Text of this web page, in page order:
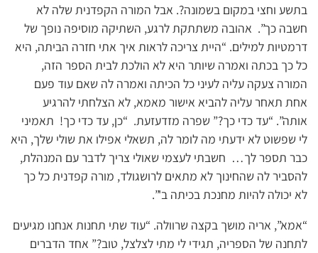
בתשע וחצי במקום בשמונה?. אבל המורה הקפדנית שלה לא
חשבה כך”. אהובה משתתקת לרגע, השתיקה מוסיפה נופך של
דרמטיות למילים. “היית צריכה לראות איך אתי חזרה הביתה, היא
כל כך בכתה ואמרה שיותר היא לא הולכת לבית הספר הזה,
המורה צעקה עליה לעיני כל הכיתה ואמרה לה שאם עוד פעם
אחת תאחר עליה להביא אישור מאמא, לא הצלחתי להרגיע
אותה”. “עד כדי כך?” שפרה מזדעזעת. “כן, עד כדי כך! תאמיני
לי שפשוט לא ידעתי מה לומר לה, תשאלי אפילו את שולי שלך, היא
כבר תספר לך… חשבתי לעצמי שאולי צריך לדבר עם המנהלת,
להסביר לה שהחינוך לא מתאים לרושגולד, מורה קפדנית כל כך
לא יכולה להיות מחנכת בכיתה ב'”.
“אמא”, אריה מושך בקצה שרוולה. “עוד שתי תחנות אנחנו מגיעים
לתחנה של הספריה, תגידי לי מתי לצלצל, טוב?” אחד הדברים